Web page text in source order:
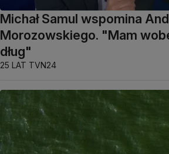
Michał Samul wspomina
Morozowskiego. "Mam
dług"
25 LAT TVN24